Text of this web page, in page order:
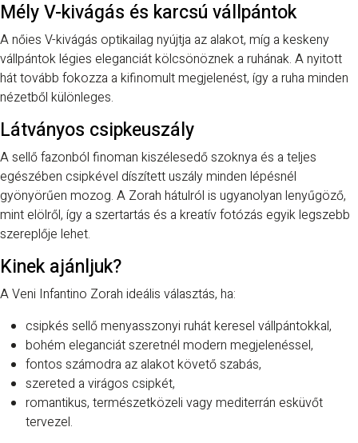
Mély V-kivágás és karcsú vállpántok
A nőies V-kivágás optikailag nyújtja az alakot, míg a keskeny
vállpántok légies eleganciát kölcsönöznek a ruhának. A nyitott
hát tovább fokozza a kifinomult megjelenést, így a ruha minden
nézetből különleges.
Látványos csipkeuszály
A sellő fazonból finoman kiszélesedő szoknya és a teljes
egészében csipkével díszített uszály minden lépésnél
gyönyörűen mozog. A Zorah hátulról is ugyanolyan lenyűgöző,
mint elölről, így a szertartás és a kreatív fotózás egyik legszebb
szereplője lehet.
Kinek ajánljuk?
A Veni Infantino Zorah ideális választás, ha:
csipkés sellő menyasszonyi ruhát keresel vállpántokkal,
bohém eleganciát szeretnél modern megjelenéssel,
fontos számodra az alakot követő szabás,
szereted a virágos csipkét,
romantikus, természetközeli vagy mediterrán esküvőt
tervezel.